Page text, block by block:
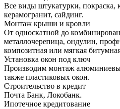
Все виды штукатурки, покраска,
керамогранит, сайдинг.
Монтаж крыши и кровли
От односкатной до
металлочерепица, ондулин,
композитная или мягкая
Установка окон под ключ
Производим монтаж
также пластиковых окон.
Строительство в кредит
Почта Банк, Локобанк.
Ипотечное кредитование